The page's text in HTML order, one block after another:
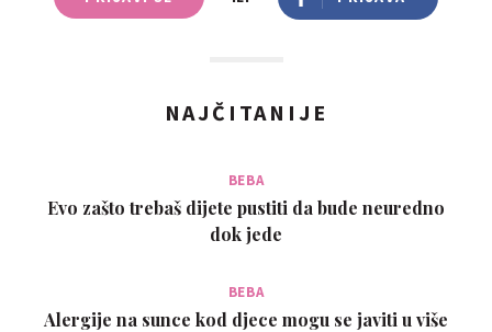
NAJČITANIJE
BEBA
Evo zašto trebaš dijete pustiti da bude neuredno
dok jede
BEBA
Alergije na sunce kod djece mogu se javiti u više